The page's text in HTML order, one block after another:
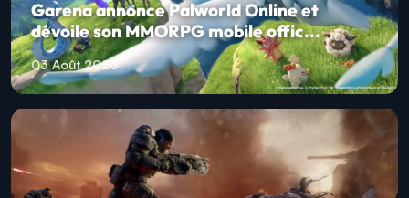
Garena annonce Palworld Online et
dévoile son MMORPG mobile offic...
03 Août 2026